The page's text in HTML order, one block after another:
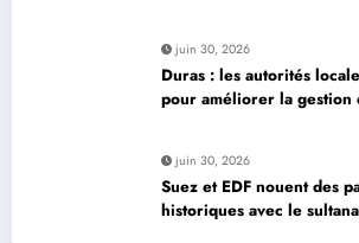
juin 30, 2026
Duras : les autorités
pour améliorer la gestion
juin 30, 2026
Suez et EDF nouent des
historiques avec le